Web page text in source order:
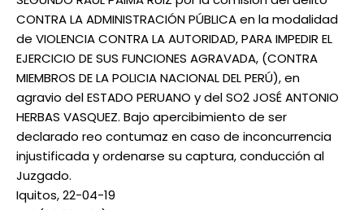
CONTRA LA ADMINISTRACIÓN PÚBLICA en la modalidad
de VIOLENCIA CONTRA LA AUTORIDAD, PARA IMPEDIR EL
EJERCICIO DE SUS FUNCIONES AGRAVADA, (CONTRA
MIEMBROS DE LA POLICIA NACIONAL DEL PERÚ), en
agravio del ESTADO PERUANO y del SO2 JOSÉ ANTONIO
HERBAS VASQUEZ. Bajo apercibimiento de ser
declarado reo contumaz en caso de inconcurrencia
injustificada y ordenarse su captura, conducción al
Juzgado.
Iquitos, 22-04-19